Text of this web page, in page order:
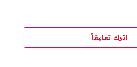
اترك تعليقاً